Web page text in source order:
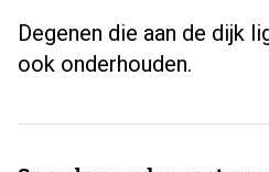
Degenen die aan de dijk
ook onderhouden.